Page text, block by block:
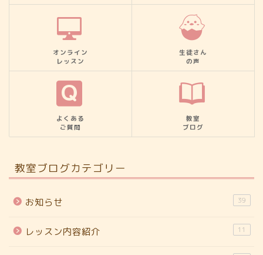
オンライン
レッスン
生徒さん
の声
よくある
ご質問
教室
ブログ
教室ブログカテゴリー
お知らせ 39
レッスン内容紹介 11